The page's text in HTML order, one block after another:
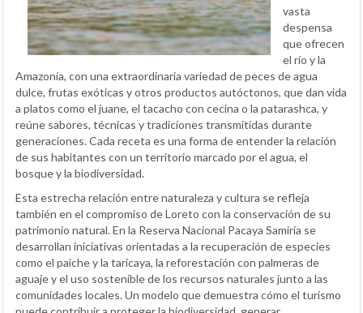
vasta
despensa
que ofrecen
el río y la
Amazonía, con una extraordinaria variedad de peces de agua
dulce, frutas exóticas y otros productos autóctonos, que dan vida
a platos como el juane, el tacacho con cecina o la patarashca, y
reúne sabores, técnicas y tradiciones transmitidas durante
generaciones. Cada receta es una forma de entender la relación
de sus habitantes con un territorio marcado por el agua, el
bosque y la biodiversidad.
Esta estrecha relación entre naturaleza y cultura se refleja
también en el compromiso de Loreto con la conservación de su
patrimonio natural. En la Reserva Nacional Pacaya Samiria se
desarrollan iniciativas orientadas a la recuperación de especies
como el paiche y la taricaya, la reforestación con palmeras de
aguaje y el uso sostenible de los recursos naturales junto a las
comunidades locales. Un modelo que demuestra cómo el turismo